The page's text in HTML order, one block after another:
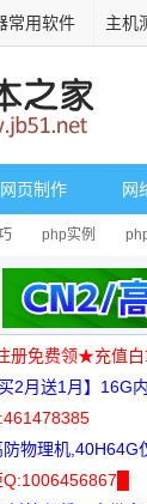
常用软件 主机
网页制作 网
php实例
册免费领★充值
2月送1月】16G
防物理机,40H64G